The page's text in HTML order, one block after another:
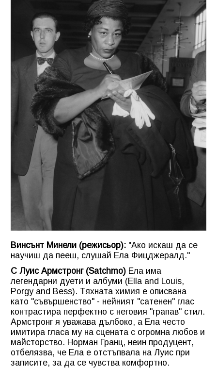
Винсънт Минели (режисьор): "Ако искаш да се
научиш да пееш, слушай Ела Фицджералд."
С Луис Армстронг (Satchmo) Ела има
легендарни дуети и албуми (Ella and Louis,
Porgy and Bess). Тяхната химия е описвана
като "съвършенство" - нейният "сатенен" глас
контрастира перфектно с неговия "грапав" стил.
Армстронг я уважава дълбоко, а Ела често
имитира гласа му на сцената с огромна любов и
майсторство. Норман Гранц, неин продуцент,
отбелязва, че Ела е отстъпвала на Луис при
записите, за да се чувства комфортно.